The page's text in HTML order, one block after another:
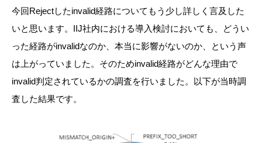
今回Rejectしたinvalid経路についてもう少し詳しく言及した
いと思います。IIJ社内における導入検討においても、どうい
った経路がinvalidなのか、本当に影響がないのか、という声
は上がっていました。そのためinvalid経路がどんな理由で
invalid判定されているかの調査を行いました。以下が当時調
査した結果です。